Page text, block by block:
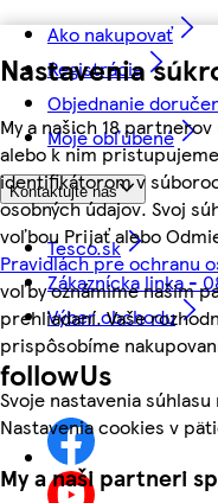
Nastavenia
My a našich 18
alebo k nim
identifikátorom v
osobných údajov. Svoj
voľbou Prijať alebo
Pravidlách pre ochranu
voľby oznámime našim
prehliadaní. Vaše
prispôsobíme
Svoje nastavenia
Nastavenia cookies v
My a naši partneri
Ako nakupovať
Registrácia
Objednanie
Moje obľúbené
Kontaktujte nás
Tesco.sk
Zákaznícka linka -
Výber obchodu
followUs